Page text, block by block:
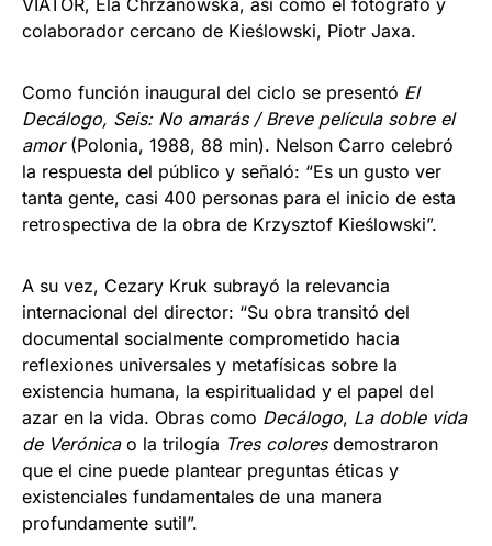
colaborador cercano de Kieślowski, Piotr Jaxa.
Como función inaugural del ciclo se presentó El
Decálogo, Seis: No amarás / Breve película sobre el
amor(Polonia, 1988, 88 min). Nelson Carro celebró
la respuesta del público y señaló: “Es un gusto ver
tanta gente, casi 400 personas para el inicio de esta
retrospectiva de la obra de Krzysztof Kieślowski”.
A su vez, Cezary Kruk subrayó la relevancia
internacional del director: “Su obra transitó del
documental socialmente comprometido hacia
reflexiones universales y metafísicas sobre la
existencia humana, la espiritualidad y el papel del
azar en la vida. Obras como Decálogo, La doble vida
de Verónicao la trilogía Tres colores demostraron
que el cine puede plantear preguntas éticas y
existenciales fundamentales de una manera
profundamente sutil”.